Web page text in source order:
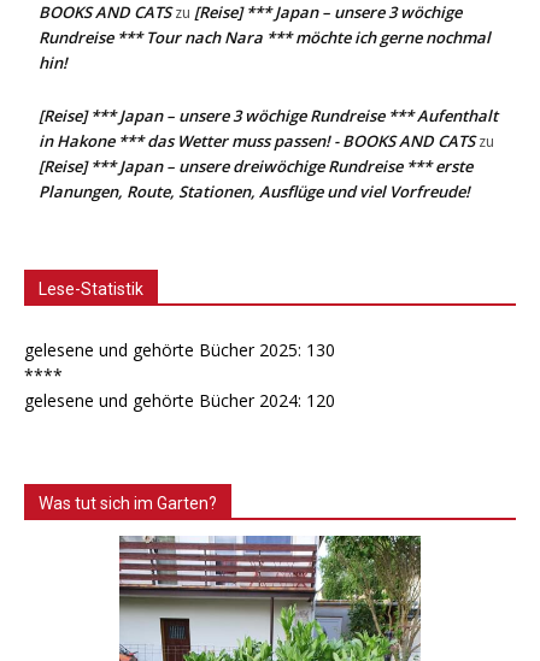
BOOKS AND CATSzu [Reise] *** Japan – unsere 3 wöchige
Rundreise *** Tour nach Nara *** möchte ich gerne nochmal
hin!
[Reise] *** Japan – unsere 3 wöchige Rundreise *** Aufenthalt
in Hakone *** das Wetter muss passen! - BOOKS AND CATSzu
[Reise] *** Japan – unsere dreiwöchige Rundreise *** erste
Planungen, Route, Stationen, Ausflüge und viel Vorfreude!
Lese-Statistik
gelesene und gehörte Bücher 2025: 130
****
gelesene und gehörte Bücher 2024: 120
Was tut sich im Garten?